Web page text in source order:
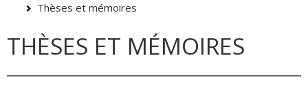
Thèses et mémoires
THÈSES ET MÉMOIRES